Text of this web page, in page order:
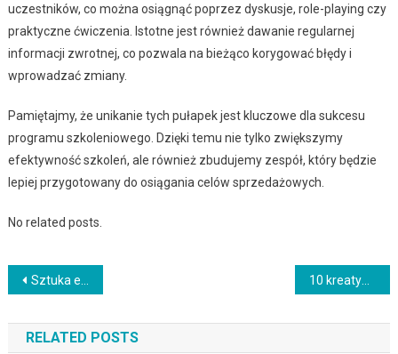
uczestników, co można osiągnąć poprzez dyskusje, role-playing czy
praktyczne ćwiczenia. Istotne jest również dawanie regularnej
informacji zwrotnej, co pozwala na bieżąco korygować błędy i
wprowadzać zmiany.
Pamiętajmy, że unikanie tych pułapek jest kluczowe dla sukcesu
programu szkoleniowego. Dzięki temu nie tylko zwiększymy
efektywność szkoleń, ale również zbudujemy zespół, który będzie
lepiej przygotowany do osiągania celów sprzedażowych.
No related posts.
Nawigacja
wpisu
Sztuka efektywnego zarządzania projektami budowlanymi 10 kreatywnych sposobów na zdobycie inwestorów dla Twojego startupu
RELATED POSTS